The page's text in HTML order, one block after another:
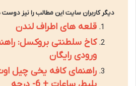
دیگر کاربران سایت این مطالب را نیز دوست
قلعه های اطراف لندن
کاخ سلطنتی بروکسل:
ورودی رایگان
راهنمای کافه یخی چیل